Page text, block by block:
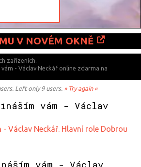
V NOVÉM OKNĚ
zařízeních.
- Václav Neckář online zdarma na
Left only 9 users. » Try again «
vám - Václav
Václav Neckář. Hlavní role Dobrou
vám - Václav